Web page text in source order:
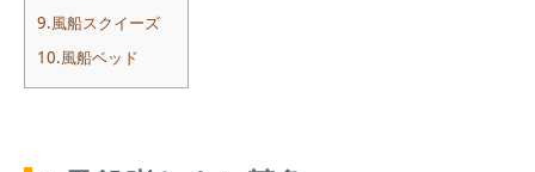
9.風船スクイーズ
10.風船ベッド